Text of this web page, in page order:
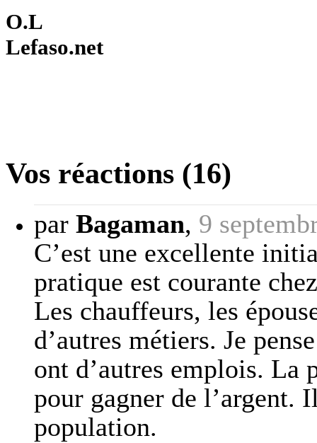
O.L
Lefaso.net
Vos réactions (16)
par Bagaman, 9
C’est une excellente
pratique est courante
Les chauffeurs, les
d’autres métiers. Je
ont d’autres emplois. La
pour gagner de l’argent.
population.